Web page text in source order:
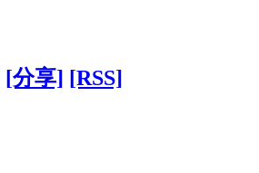
[分享] [RSS]